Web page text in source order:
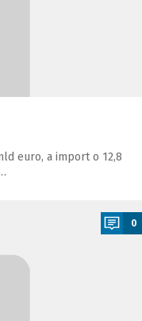
euro, a import o 12,8
0